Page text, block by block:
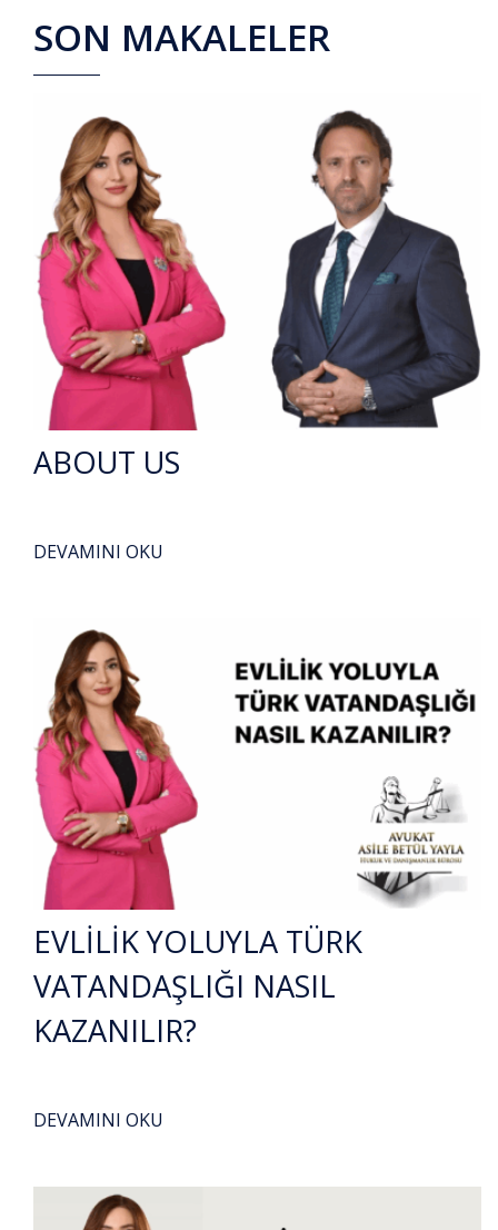
SON MAKALELER
ABOUT US
DEVAMINI OKU
EVLİLİK YOLUYLA TÜRK
VATANDAŞLIĞI NASIL
KAZANILIR?
DEVAMINI OKU